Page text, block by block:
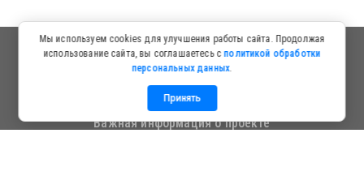
Важная информация о проекте
Мы используем cookies для улучшения работы сайта. Продолжая
использование сайта, вы соглашаетесь сполитикой обработки
персональных данных.
Принять